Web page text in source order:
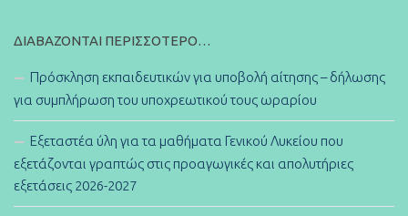
ΔΙΑΒΆΖΟΝΤΑΙ ΠΕΡΙΣΣΌΤΕΡΟ…
Πρόσκληση εκπαιδευτικών για υποβολή αίτησης – δήλωσης
για συμπλήρωση του υποχρεωτικού τους ωραρίου
Εξεταστέα ύλη για τα μαθήματα Γενικού Λυκείου που
εξετάζονται γραπτώς στις προαγωγικές και απολυτήριες
εξετάσεις 2026-2027